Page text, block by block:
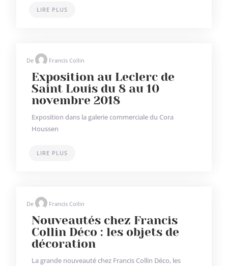
LIRE PLUS
De Francis Collin
Exposition au Leclerc de
Saint Louis du 8 au 10
novembre 2018
Exposition dans la galerie commerciale du Cora
Houssen
LIRE PLUS
De Francis Collin
Nouveautés chez Francis
Collin Déco : les objets de
décoration
La grande nouveauté chez Francis Collin Déco, les